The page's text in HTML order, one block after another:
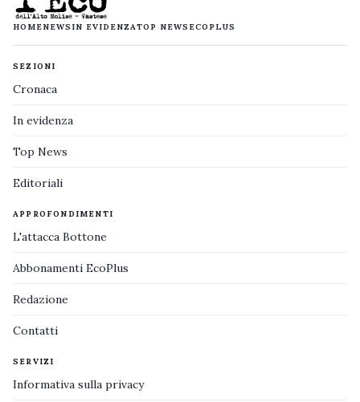
HOMENEWS IN EVIDENZATOP NEWS ECOPLUS
SEZIONI
Cronaca
In evidenza
Top News
Editoriali
APPROFONDIMENTI
L'attacca Bottone
Abbonamenti EcoPlus
Redazione
Contatti
SERVIZI
Informativa sulla privacy